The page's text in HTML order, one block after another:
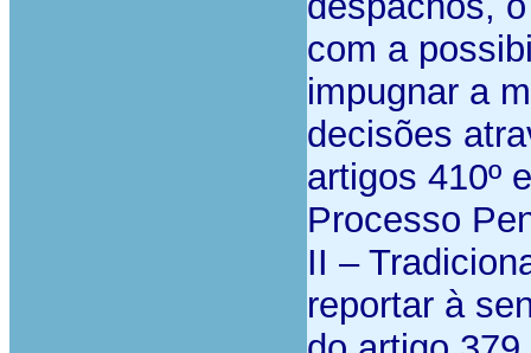
com a
impugnar a
decisões
artigos 410º
Processo
II –
reportar à